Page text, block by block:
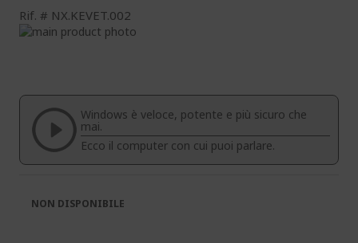
Rif. NX.KEVET.002
Vai
galleria
immagini
galleria
immagini
Windows è veloce, potente e più sicuro che
mai.
Ecco il computer con cui puoi parlare.
NON DISPONIBILE